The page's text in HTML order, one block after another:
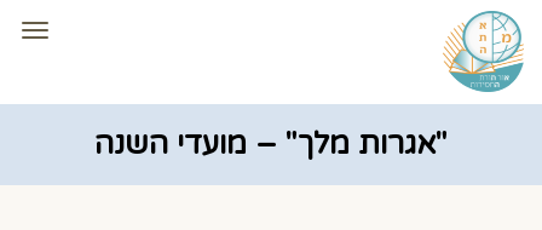
"אגרות מלך" – מועדי השנה